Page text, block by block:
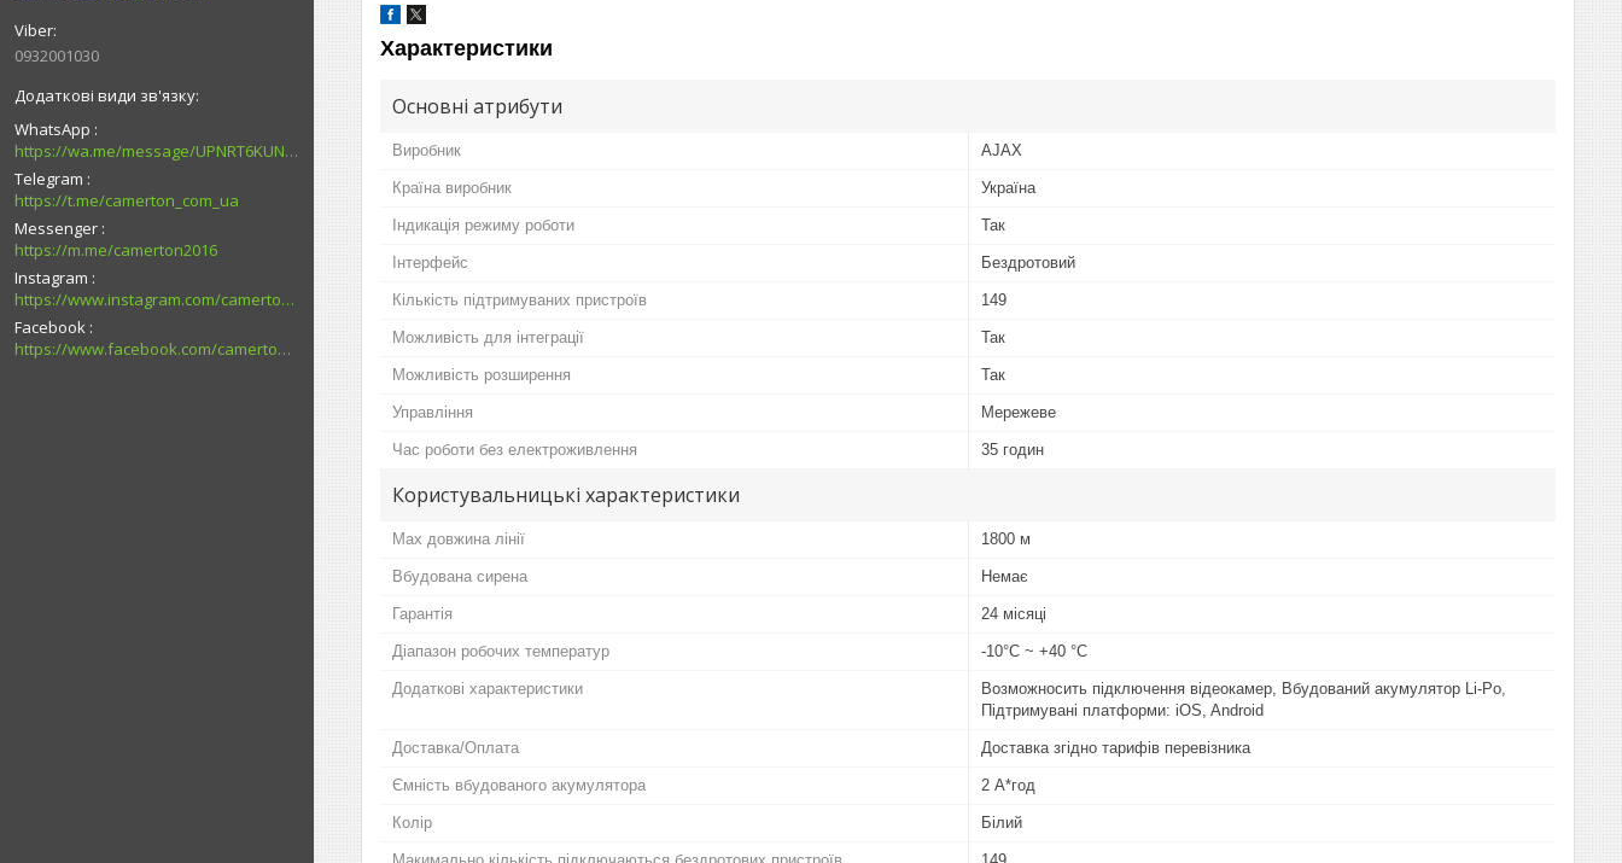
0932001030
WhatsApp
https://wa.me/message/UPNRT6KUNTSOH1
Telegram
https://t.me/camerton_com_ua
Messenger
https://m.me/camerton2016
Instagram
https://www.instagram.com/camerton.com.ua
Facebook
https://www.facebook.com/camerton2016
Характеристики
Основні атрибути
Виробник AJAX
Країна виробник Україна
Індикація режиму роботи Так
Інтерфейс Бездротовий
Кількість підтримуваних пристроїв 149
Можливість для інтеграції Так
Можливість розширення Так
Управління Мережеве
Час роботи без електроживлення 35 годин
Користувальницькі характеристики
Max довжина лінії 1800 м
Вбудована сирена Немає
Гарантія 24 місяці
Діапазон робочих температур -10°С ~ +40 °С
Додаткові характеристики
Возможносить підключення відеокамер, Вбудований акумулятор Li-Po,
Підтримувані платформи: iOS, Android
Доставка/Оплата Доставка згідно тарифів перевізника
Ємність вбудованого акумулятора 2 А*год
Колір Білий